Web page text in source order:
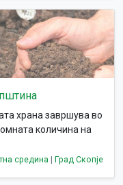
храна завршува во
количина на
отпадот
средина | Град Скопје